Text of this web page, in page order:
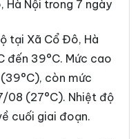
Phương Liệt
Tây Hồ
Tây Tựu
Hà Nội trong 7 ngày
tại Xã Cổ Đô, Hà
đến 39°C. Mức cao
còn mức
08 (27°C). Nhiệt độ
cuối giai đoạn.